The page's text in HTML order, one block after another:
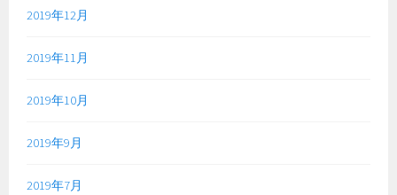
2019年12月
2019年11月
2019年10月
2019年9月
2019年7月